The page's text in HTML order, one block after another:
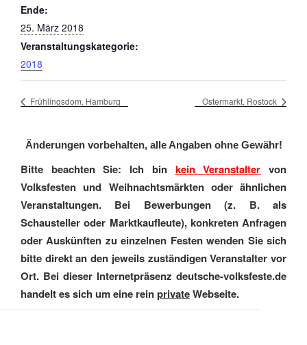
Ende:
25. März 2018
Veranstaltungskategorie:
2018
Frühlingsdom, Hamburg Ostermarkt, Rostock
Änderungen vorbehalten, alle Angaben ohne Gewähr!
Bitte beachten Sie: Ich bin kein Veranstalter von
Volksfesten und Weihnachtsmärkten oder ähnlichen
Veranstaltungen. Bei Bewerbungen (z. B. als
Schausteller oder Marktkaufleute), konkreten Anfragen
oder Auskünften zu einzelnen Festen wenden Sie sich
bitte direkt an den jeweils zuständigen Veranstalter vor
Ort. Bei dieser Internetpräsenz deutsche-volksfeste.de
handelt es sich um eine reinprivateWebseite.